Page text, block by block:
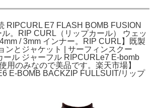
RIPCURL E7 FLASH BOMB FUSION
。RIP CURL（リップカール） ウェッ
/ 3mm インナー。RIP CURL】既製
ンとジャケット | サーフィンスクー
ール ジャーフル RIPCURLe7 E-bomb
用のみなので美品です。楽天市場】
E-BOMB BACKZIP FULLSUIT/リップ